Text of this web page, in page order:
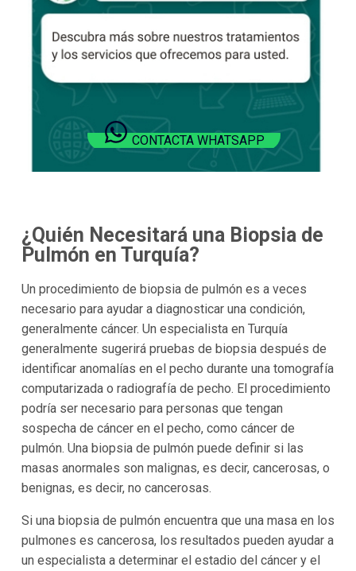
CONTACTA WHATSAPP
¿Quién Necesitará una Biopsia de
Pulmón en Turquía?
Un procedimiento de biopsia de pulmón es a veces
necesario para ayudar a diagnosticar una condición,
generalmente cáncer. Un especialista en Turquía
generalmente sugerirá pruebas de biopsia después de
identificar anomalías en el pecho durante una tomografía
computarizada o radiografía de pecho. El procedimiento
podría ser necesario para personas que tengan
sospecha de cáncer en el pecho, como cáncer de
pulmón. Una biopsia de pulmón puede definir si las
masas anormales son malignas, es decir, cancerosas, o
benignas, es decir, no cancerosas.
Si una biopsia de pulmón encuentra que una masa en los
pulmones es cancerosa, los resultados pueden ayudar a
un especialista a determinar el estadio del cáncer y el